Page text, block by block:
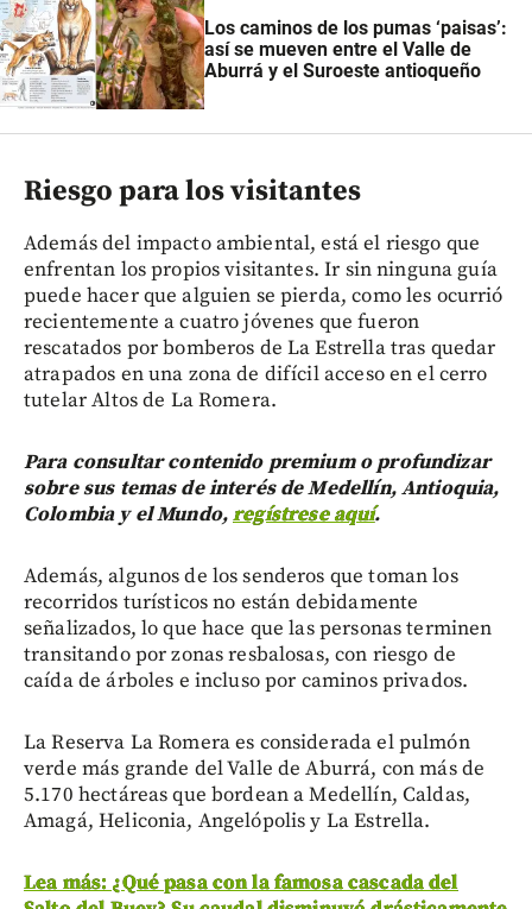
Los caminos de los pumas ‘paisas’:
así se mueven entre el Valle de
Aburrá y el Suroeste antioqueño
Riesgo para los visitantes
Además del impacto ambiental, está el riesgo que
enfrentan los propios visitantes. Ir sin ninguna guía
puede hacer que alguien se pierda, como les ocurrió
recientemente a cuatro jóvenes que fueron
rescatados por bomberos de La Estrella tras quedar
atrapados en una zona de difícil acceso en el cerro
tutelar Altos de La Romera.
Para consultar contenido premium o profundizar
sobre sus temas de interés de Medellín, Antioquia,
Colombia y el Mundo,regístrese aquí.
Además, algunos de los senderos que toman los
recorridos turísticos no están debidamente
señalizados, lo que hace que las personas terminen
transitando por zonas resbalosas, con riesgo de
caída de árboles e incluso por caminos privados.
La Reserva La Romera es considerada el pulmón
verde más grande del Valle de Aburrá, con más de
5.170 hectáreas que bordean a Medellín, Caldas,
Amagá, Heliconia, Angelópolis y La Estrella.
Lea más: ¿Qué pasa con la famosa cascada del